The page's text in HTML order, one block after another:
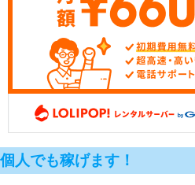
個人でも稼げます！